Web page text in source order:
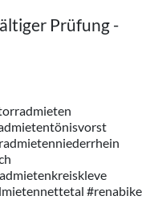
Prüfung -
#renabike